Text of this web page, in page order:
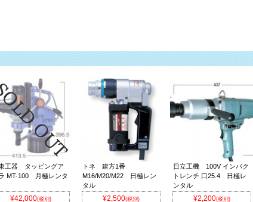
工器 タッピングア
MT-100 月極レンタ
¥42,000(税別)
トネ 建方1番
M16/M20/M22 日極レン
タル
¥2,500(税別)
日立工機 100V インパク
トレンチ 口25.4 日極レ
ンタル
¥2,200(税別)